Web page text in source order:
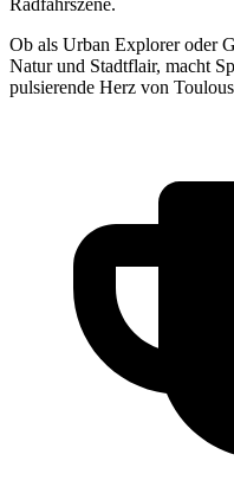
Radfahrszene.
Ob als Urban Explorer oder
Natur und Stadtflair, macht
pulsierende Herz von